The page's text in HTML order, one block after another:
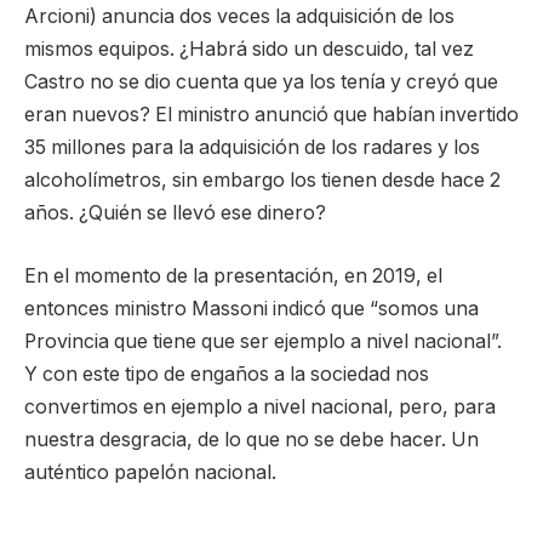
Arcioni) anuncia dos veces la adquisición de los
mismos equipos. ¿Habrá sido un descuido, tal vez
Castro no se dio cuenta que ya los tenía y creyó que
eran nuevos? El ministro anunció que habían invertido
35 millones para la adquisición de los radares y los
alcoholímetros, sin embargo los tienen desde hace 2
años. ¿Quién se llevó ese dinero?
En el momento de la presentación, en 2019, el
entonces ministro Massoni indicó que “somos una
Provincia que tiene que ser ejemplo a nivel nacional”.
Y con este tipo de engaños a la sociedad nos
convertimos en ejemplo a nivel nacional, pero, para
nuestra desgracia, de lo que no se debe hacer. Un
auténtico papelón nacional.